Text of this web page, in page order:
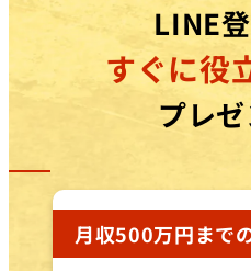
LINE
すぐに役
プレゼ
月収500万円まで